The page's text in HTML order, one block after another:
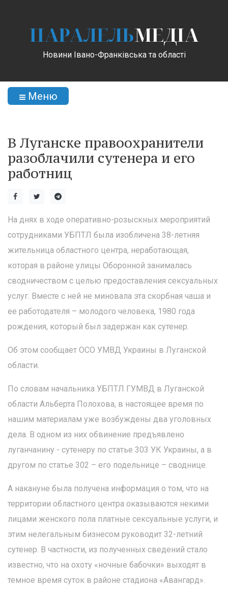
ПАРАЛЕЛЬМЕДІА
Новини Івано-Франківська та області
Меню
В Луганске правоохранители
разоблачили сутенера и его
работниц
На днях в ходе оперативно-розыскных мероприятий
сотрудниками УБПТЛ была изобличена 38-летняя
жительница областного центра, неработающая,
которая в районе улицы Оборонной занималась
сводничеством с целью предоставления сексуальных
услуг. Вместе с ней не миновала эта скорбная чаша и
ее работодателя – молодого человека, 1980 года
рождения, который был задержан как сутенер.
Об этом сообщает ОСО УМВД Украины в Луганской
области.
По словам начальника УБПТЛ ГУМВД в Луганской
области Альберта Полохова, в настоящее время по
нашим материалам уже возбуждены два уголовных
дела. В одном из них обвинение предъявлено
луганчанину - сутенеру по статье 303 УК Украины, а в
другом по статье 302 – его подельнице – своднице.
А накануне была получена информация о том, что на
территории областного центра оказываются некими
лицами женского пола платные сексуальные услуги, и
этим нелегальным бизнесом руководит 32-летний
сутенер. В частности, из полученных сведений стало
известно, что на охоту «ночные бабочки» выходят в
темное время суток в районе стадиона «Авангард».